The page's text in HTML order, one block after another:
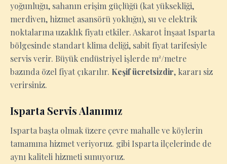
yoğunluğu, sahanın erişim güçlüğü (kat yüksekliği,
merdiven, hizmet asansörü yokluğu), su ve elektrik
noktalarına uzaklık fiyatı etkiler. Askarot İnşaat Isparta
bölgesinde standart klima deliği, sabit fiyat tarifesiyle
servis verir. Büyük endüstriyel işlerde m²/metre
bazında özel fiyat çıkarılır. Keşif ücretsizdir, kararı siz
verirsiniz.
Isparta Servis Alanımız
Isparta başta olmak üzere çevre mahalle ve köylerin
tamamına hizmet veriyoruz. gibi Isparta ilçelerinde de
aynı kaliteli hizmeti sunuyoruz.